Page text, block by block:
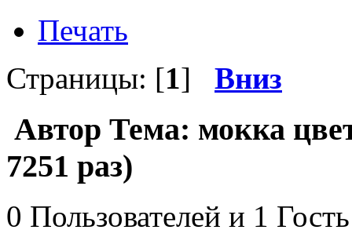
Печать
Страницы: [1] Вниз
Автор Тема: мокка
7251 раз)
0 Пользователей и 1